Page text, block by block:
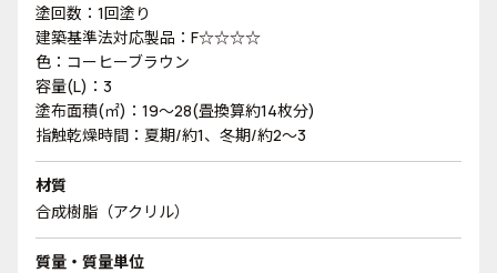
塗回数：1回塗り
建築基準法対応製品：F☆☆☆☆
色：コーヒーブラウン
容量(L)：3
塗布面積(㎡)：19～28(畳換算約14枚分)
指触乾燥時間：夏期/約1、冬期/約2～3
材質
合成樹脂（アクリル）
質量・質量単位